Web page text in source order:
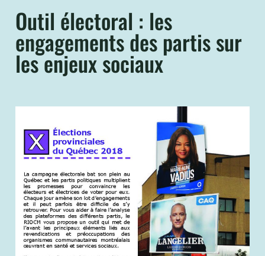
Outil électoral : les
engagements des partis sur
les enjeux sociaux